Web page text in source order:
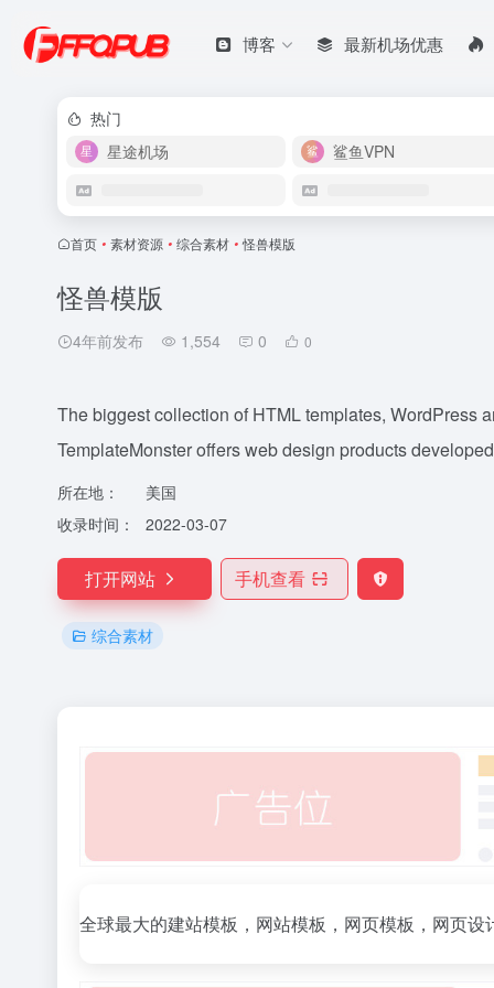
博客 最新机场优惠
热门
星途机场
鲨鱼VPN
首页 • 素材资源 • 综合素材 • 怪兽模版
怪兽模版
4年前发布 1,554 0 0
The biggest collection of HTML templates, WordPress
TemplateMonster offers web design products
所在地：
美国
收录时间：
2022-03-07
打开网站 手机查看
综合素材
全球最大的建站模板，网站模板，网页模板，网页